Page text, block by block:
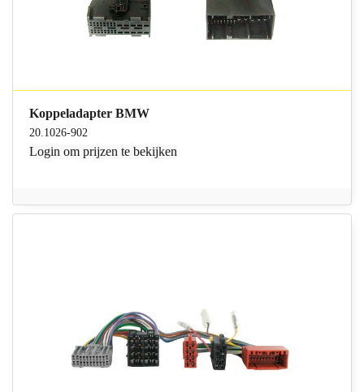
Koppeladapter BMW
20.1026-902
Login om prijzen te bekijken